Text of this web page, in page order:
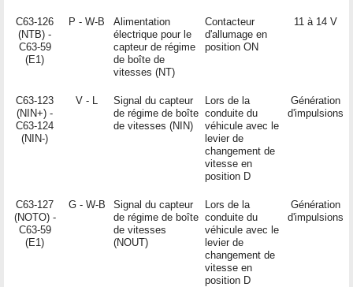
C63-126
(NTB) -
C63-59
(E1)
P - W-B
Alimentation
électrique pour le
capteur de régime
de boîte de
vitesses (NT)
Contacteur
d'allumage en
position ON
11 à 14 V
C63-123
(NIN+) -
C63-124
(NIN-)
V - L
Signal du capteur
de régime de boîte
de vitesses (NIN)
Lors de la
conduite du
véhicule avec le
levier de
changement de
vitesse en
position D
Génération
d'impulsions
C63-127
(NOTO) -
C63-59
(E1)
G - W-B
Signal du capteur
de régime de boîte
de vitesses
(NOUT)
Lors de la
conduite du
véhicule avec le
levier de
changement de
vitesse en
position D
Génération
d'impulsions